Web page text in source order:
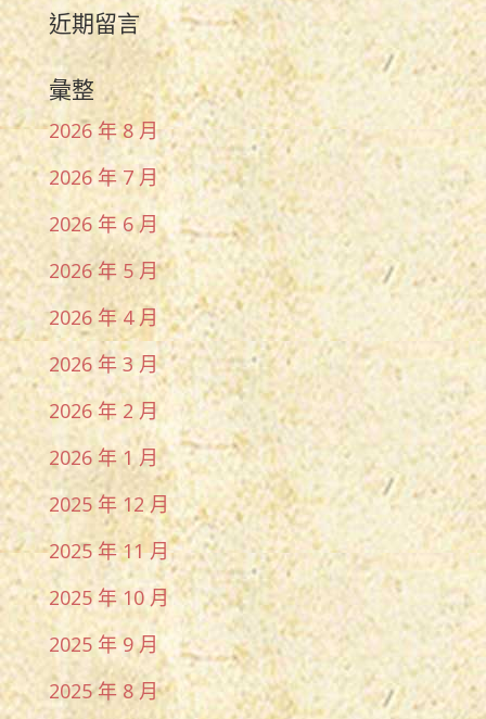
近期留言
彙整
2026 年 8 月
2026 年 7 月
2026 年 6 月
2026 年 5 月
2026 年 4 月
2026 年 3 月
2026 年 2 月
2026 年 1 月
2025 年 12 月
2025 年 11 月
2025 年 10 月
2025 年 9 月
2025 年 8 月